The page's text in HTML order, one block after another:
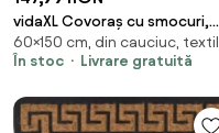
vidaXL Covoraș cu smocuri,
negru, 60x150 cm
60×150 cm, din cauciuc, textil
În stoc
Livrare gratuită